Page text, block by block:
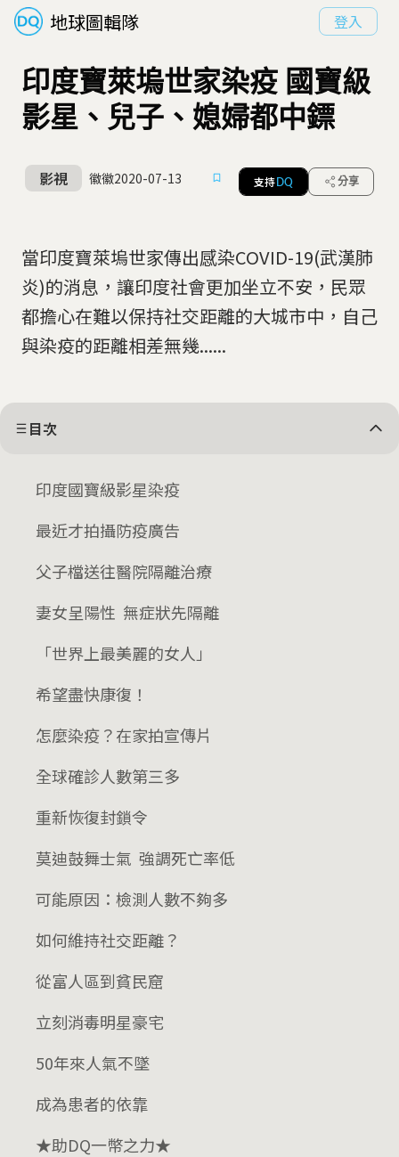
地球圖輯隊 登入
印度寶萊塢世家染疫 國寶級
影星、兒子、媳婦都中鏢
影視 徽徽2020-07-13 支持 DQ 分享
當印度寶萊塢世家傳出感染COVID-19(武漢肺
炎)的消息，讓印度社會更加坐立不安，民眾
都擔心在難以保持社交距離的大城市中，自己
與染疫的距離相差無幾......
目次
印度國寶級影星染疫
最近才拍攝防疫廣告
父子檔送往醫院隔離治療
妻女呈陽性 無症狀先隔離
「世界上最美麗的女人」
希望盡快康復！
怎麼染疫？在家拍宣傳片
全球確診人數第三多
重新恢復封鎖令
莫迪鼓舞士氣 強調死亡率低
可能原因：檢測人數不夠多
如何維持社交距離？
從富人區到貧民窟
立刻消毒明星豪宅
50年來人氣不墜
成為患者的依靠
★助DQ一幣之力★